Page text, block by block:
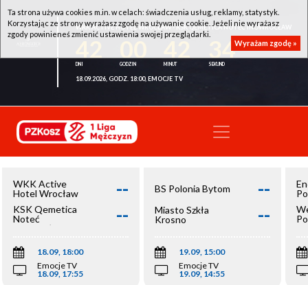
WKK ACTIVE HOTEL WROCŁAW - KSK QEMETICA NOTEĆ INOWROCŁAW
34
18.09.2026, GODZ. 18:00, EMOCJE TV
WKK Active
Hotel Wrocław
--
KSK Qemetica
Noteć
Inowrocław
--
18.09, 18:00
Emocje TV
18.09, 17:55
BS Polonia Bytom --
Miasto Szkła
Krosno
--
19.09, 15:00
Emocje TV
19.09, 14:55
Ta strona używa cookies m.in. w celach: świadczenia usług, reklamy, statystyk.
Korzystając ze strony wyrażasz zgodę na używanie cookie. Jeżeli nie wyrażasz
zgody powinieneś zmienić ustawienia swojej przeglądarki.
Wyrażam zgodę »